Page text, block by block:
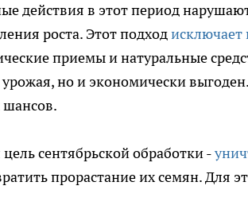
действия в этот период
роста. Этот подходисключает
приемы и натуральные
но и экономически
сентябрьской обработки -
прорастание их семян. Для